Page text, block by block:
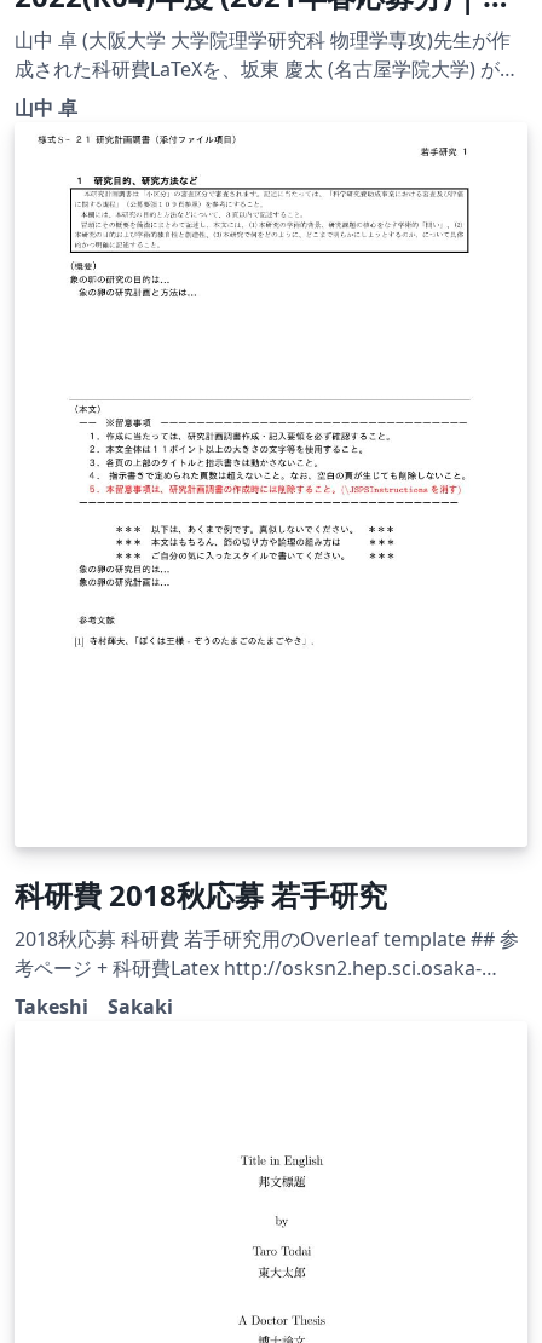
別研究員 DC | 2021.02.16
山中 卓 (大阪大学 大学院理学研究科 物理学専攻)先生が作
成された科研費LaTeXを、坂東 慶太 (名古屋学院大学) が了
承を得てテンプレート登録しています。 詳細はこちら↓を
山中 卓
科研費 2018秋応募 若手研究
2018秋応募 科研費 若手研究用のOverleaf template ## 参
考ページ + 科研費Latex http://osksn2.hep.sci.osaka-
u.ac.jp/~taku/kakenhiLaTeX/ + Overleafで科研費LaTeX
Takeshi Sakaki